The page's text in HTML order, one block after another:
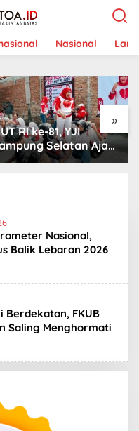
Nasional
»
RI ke-81, YJI
Selatan Ajak
Jati Agung
Nasional,
Balik Lebaran 2026
Berdekatan, FKUB
Saling Menghormati